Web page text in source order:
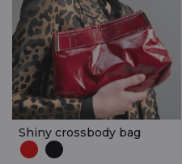
Shiny crossbody bag